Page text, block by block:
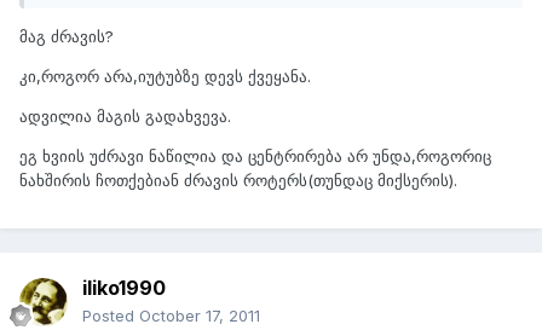
მაგ ძრავის?
კი,როგორ არა,იუტუბზე დევს ქვეყანა.
ადვილია მაგის გადახვევა.
ეგ ხვიის უძრავი ნაწილია და ცენტრირება არ უნდა,როგორიც
ნახშირის ჩოთქებიან ძრავის როტერს(თუნდაც მიქსერის).
iliko1990
Posted October 17, 2011